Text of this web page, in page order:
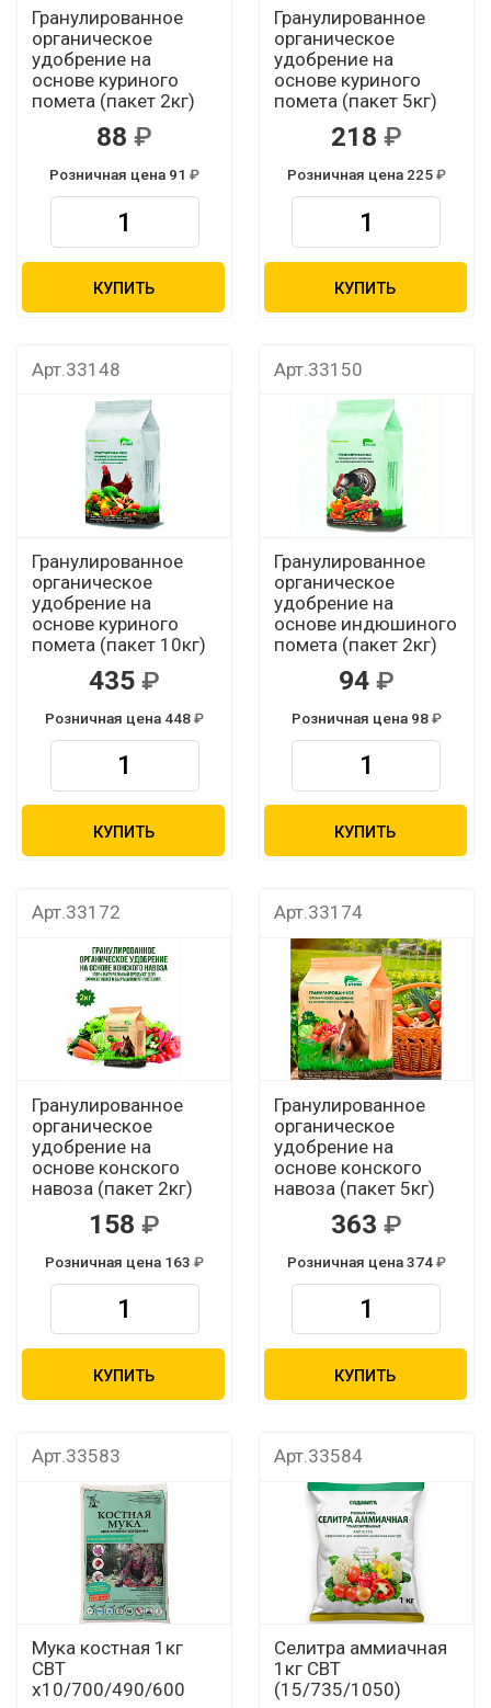
Гранулированное
органическое
удобрение на
основе куриного
помета (пакет 2кг)
88
Розничная цена 91
КУПИТЬ
Гранулированное
органическое
удобрение на
основе куриного
помета (пакет 5кг)
218
Розничная цена 225
КУПИТЬ
Арт.33148
Гранулированное
органическое
удобрение на
основе куриного
помета (пакет 10кг)
435
Розничная цена 448
КУПИТЬ
Арт.33150
Гранулированное
органическое
удобрение на
основе индюшиного
помета (пакет 2кг)
94
Розничная цена 98
КУПИТЬ
Арт.33172
Гранулированное
органическое
удобрение на
основе конского
навоза (пакет 2кг)
158
Розничная цена 163
КУПИТЬ
Арт.33174
Гранулированное
органическое
удобрение на
основе конского
навоза (пакет 5кг)
363
Розничная цена 374
КУПИТЬ
Арт.33583
Мука костная 1кг
СВТ
х10/700/490/600
Арт.33584
Селитра аммиачная
1кг СВТ
(15/735/1050)